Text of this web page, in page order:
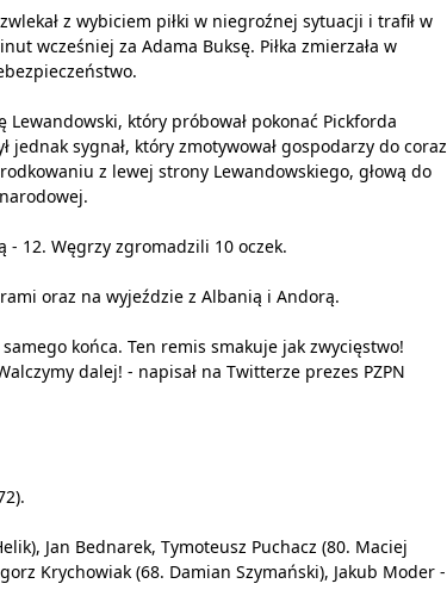
z wybiciem piłki w niegroźnej sytuacji i trafił w
wcześniej za Adama Buksę. Piłka zmierzała w
który próbował pokonać Pickforda
sygnał, który zmotywował gospodarzy do coraz
z lewej strony Lewandowskiego, głową do
12. Węgrzy zgromadzili 10 oczek.
oraz na wyjeździe z Albanią i Andorą.
końca. Ten remis smakuje jak zwycięstwo!
dalej! - napisał na Twitterze prezes PZPN
Jan Bednarek, Tymoteusz Puchacz (80. Maciej
Krychowiak (68. Damian Szymański), Jakub Moder -